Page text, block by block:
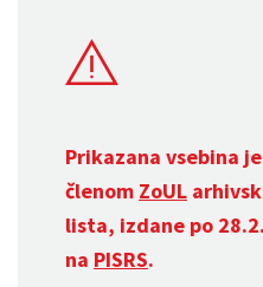
Prikazana vsebina
členom ZoUL
lista, izdane po
na PISRS.